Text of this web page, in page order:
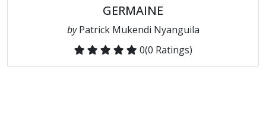
GERMAINE
byPatrick Mukendi Nyanguila
0(0 Ratings)